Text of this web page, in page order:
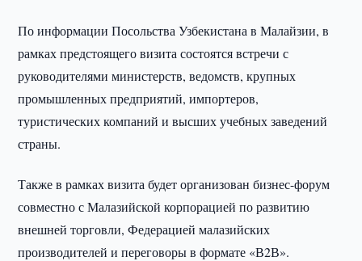
По информации Посольства Узбекистана в Малайзии, в
рамках предстоящего визита состоятся встречи с
руководителями министерств, ведомств, крупных
промышленных предприятий, импортеров,
туристических компаний и высших учебных заведений
страны.
Также в рамках визита будет организован бизнес-форум
совместно с Малазийской корпорацией по развитию
внешней торговли, Федерацией малазийских
производителей и переговоры в формате «В2В».